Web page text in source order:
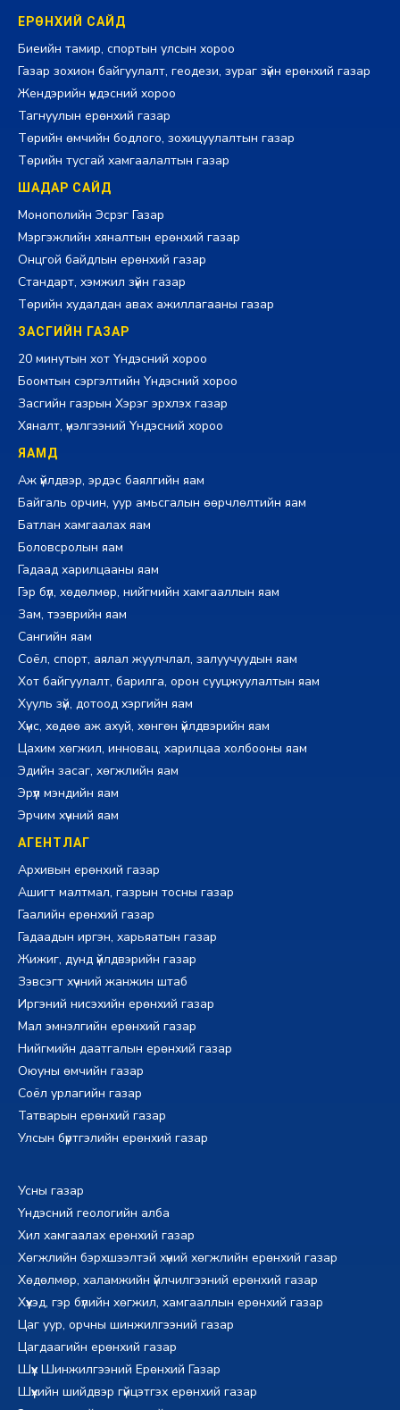
ЕРӨНХИЙ САЙД
Биеийн тамир, спортын улсын хороо
Газар зохион байгуулалт, геодези, зураг зүйн ерөнхий газар
Жендэрийн үндэсний хороо
Тагнуулын ерөнхий газар
Төрийн өмчийн бодлого, зохицуулалтын газар
Төрийн тусгай хамгаалалтын газар
ШАДАР САЙД
Монополийн Эсрэг Газар
Мэргэжлийн хяналтын ерөнхий газар
Онцгой байдлын ерөнхий газар
Стандарт, хэмжил зүйн газар
Төрийн худалдан авах ажиллагааны газар
ЗАСГИЙН ГАЗАР
20 минутын хот Үндэсний хороо
Боомтын сэргэлтийн Үндэсний хороо
Засгийн газрын Хэрэг эрхлэх газар
Хяналт, үнэлгээний Үндэсний хороо
ЯАМД
Аж үйлдвэр, эрдэс баялгийн яам
Байгаль орчин, уур амьсгалын өөрчлөлтийн яам
Батлан хамгаалах яам
Боловсролын яам
Гадаад харилцааны яам
Гэр бүл, хөдөлмөр, нийгмийн хамгааллын яам
Зам, тээврийн яам
Сангийн яам
Соёл, спорт, аялал жуулчлал, залуучуудын яам
Хот байгуулалт, барилга, орон сууцжуулалтын яам
Хууль зүй, дотоод хэргийн яам
Хүнс, хөдөө аж ахуй, хөнгөн үйлдвэрийн яам
Цахим хөгжил, инновац, харилцаа холбооны яам
Эдийн засаг, хөгжлийн яам
Эрүүл мэндийн яам
Эрчим хүчний яам
АГЕНТЛАГ
Архивын ерөнхий газар
Ашигт малтмал, газрын тосны газар
Гаалийн ерөнхий газар
Гадаадын иргэн, харьяатын газар
Жижиг, дунд үйлдвэрийн газар
Зэвсэгт хүчний жанжин штаб
Иргэний нисэхийн ерөнхий газар
Мал эмнэлгийн ерөнхий газар
Нийгмийн даатгалын ерөнхий газар
Оюуны өмчийн газар
Соёл урлагийн газар
Татварын ерөнхий газар
Улсын бүртгэлийн ерөнхий газар
Усны газар
Үндэсний геологийн алба
Хил хамгаалах ерөнхий газар
Хөгжлийн бэрхшээлтэй хүний хөгжлийн ерөнхий газар
Хөдөлмөр, халамжийн үйлчилгээний ерөнхий газар
Хүүхэд, гэр бүлийн хөгжил, хамгааллын ерөнхий газар
Цаг уур, орчны шинжилгээний газар
Цагдаагийн ерөнхий газар
Шүүх Шинжилгээний Ерөнхий Газар
Шүүхийн шийдвэр гүйцэтгэх ерөнхий газар